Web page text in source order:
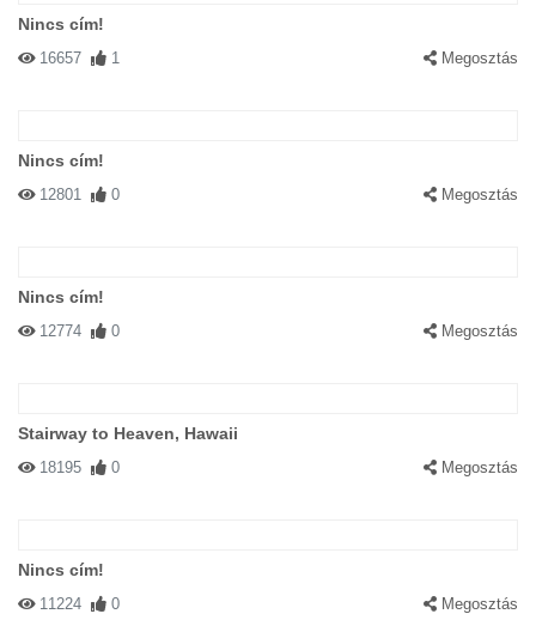
Nincs cím!
16657 1 Megosztás
Nincs cím!
12801 0 Megosztás
Nincs cím!
12774 0 Megosztás
Stairway to Heaven, Hawaii
18195 0 Megosztás
Nincs cím!
11224 0 Megosztás